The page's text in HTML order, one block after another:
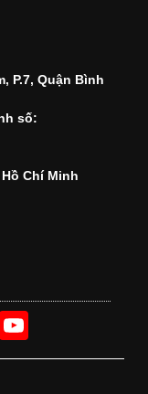
P.7, Quận Bình
số:
Chí Minh
Y
o